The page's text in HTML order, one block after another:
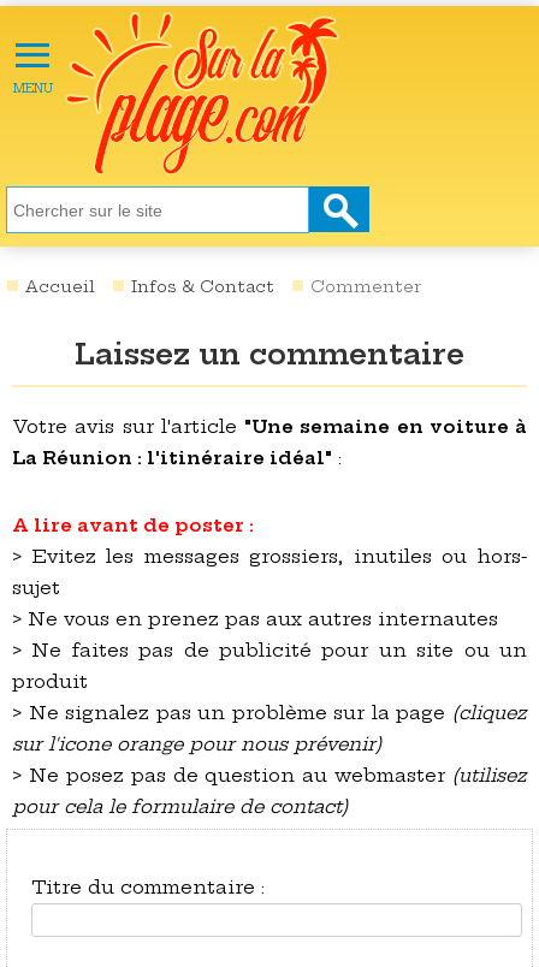
≡
MENU
ACTU
LOISIRS
NATURE
SANTÉ
SOCIÉTÉ
DESTINATIONS
VIDÉOS
Accueil Infos & Contact Commenter
Laissez un commentaire
Votre avis sur l'article "Une semaine en voiture à
La Réunion : l'itinéraire idéal" :
A lire avant de poster :
> Evitez les messages grossiers, inutiles ou hors-
sujet
> Ne vous en prenez pas aux autres internautes
> Ne faites pas de publicité pour un site ou un
produit
> Ne signalez pas un problème sur la page (cliquez
sur l'icone orange pour nous prévenir)
> Ne posez pas de question au webmaster (utilisez
pour cela le formulaire de contact)
Titre du commentaire :